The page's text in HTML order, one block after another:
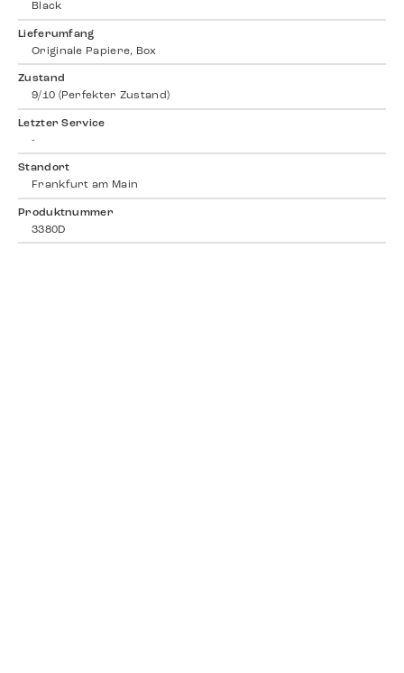
Black
Lieferumfang
Originale Papiere, Box
Zustand
9/10 (Perfekter Zustand)
Letzter Service
-
Standort
Frankfurt am Main
Produktnummer
3380D